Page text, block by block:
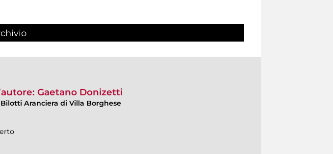
Gaetano Donizetti
Aranciera di Villa Borghese